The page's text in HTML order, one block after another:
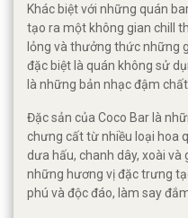
Khác biệt với những quán
tạo ra một không gian chill
lỏng và thưởng thức những
đặc biệt là quán không sử
là những bản nhạc đậm
Đặc sản của Coco Bar là
chưng cất từ nhiều loại hoa
dưa hấu, chanh dây, xoài và
những hương vị đặc trưng
phú và độc đáo, làm say